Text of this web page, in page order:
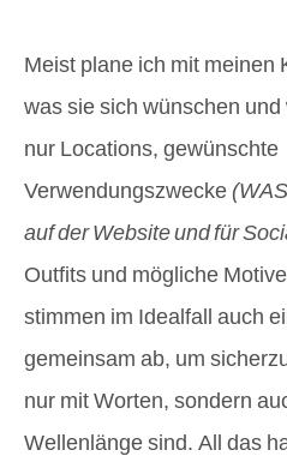
Meist plane ich mit meinen
was sie sich wünschen und
nur Locations, gewünschte
Verwendungszwecke
auf der Website und für
Outfits und mögliche
stimmen im Idealfall auch
gemeinsam ab, um
nur mit Worten, sondern
Wellenlänge sind. All das